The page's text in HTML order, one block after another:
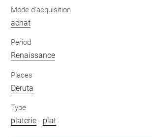
Mode d'acquisition
achat
Period
Renaissance
Places
Deruta
Type
platerie - plat